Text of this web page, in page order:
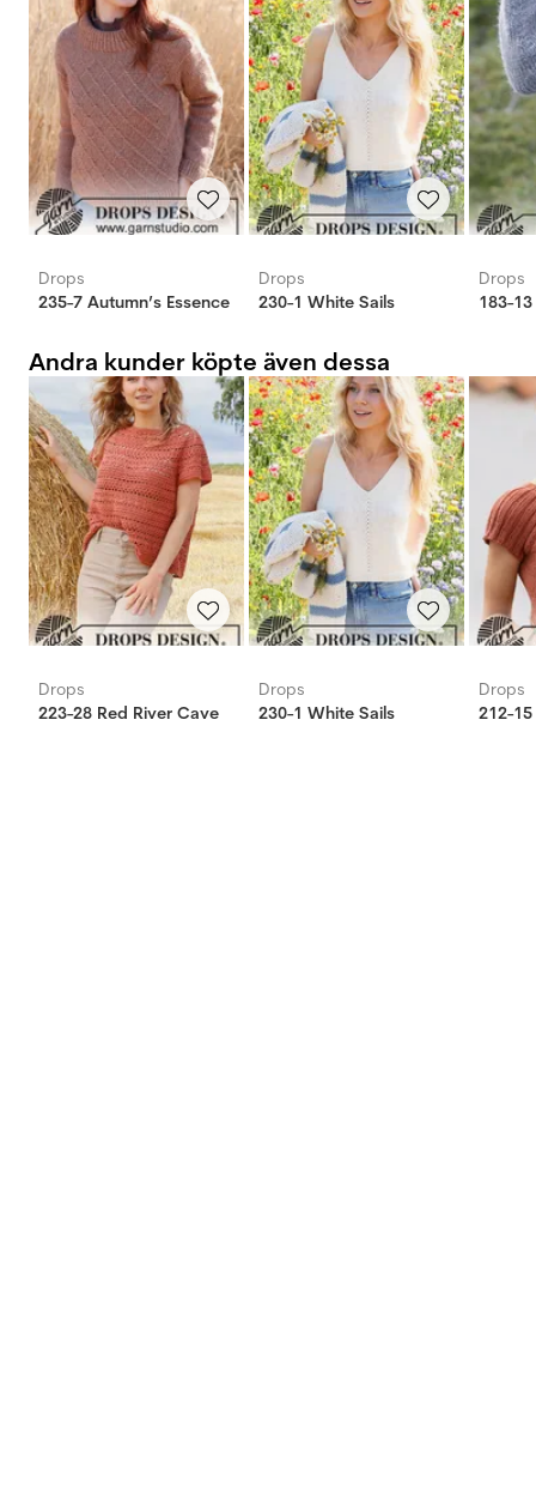
Drops
235-7 Autumn’s Essence
Drops
230-1 White Sails
Drops
Andra kunder köpte även dessa
Drops
223-28 Red River Cave
Drops
230-1 White Sails
Drops
212-